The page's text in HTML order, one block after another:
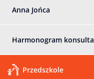
Anna Jońca
Harmonogram
Przedszkole